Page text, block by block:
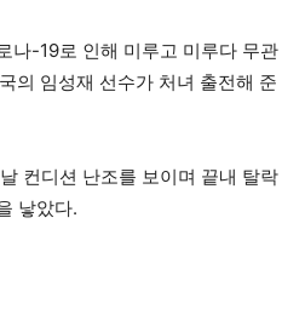
나-19로 인해 미루고 미루다 무관
의 임성재 선수가 처녀 출전해 준
컨디션 난조를 보이며 끝내 탈락
낳았다.